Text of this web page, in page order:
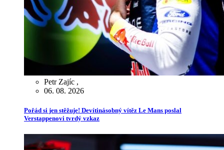
Petr Zajíc ,
06. 08. 2026
Pořád si jen stěžuje! Devítinásobný vítěz Le Mans poslal
Verstappenovi tvrdý vzkaz